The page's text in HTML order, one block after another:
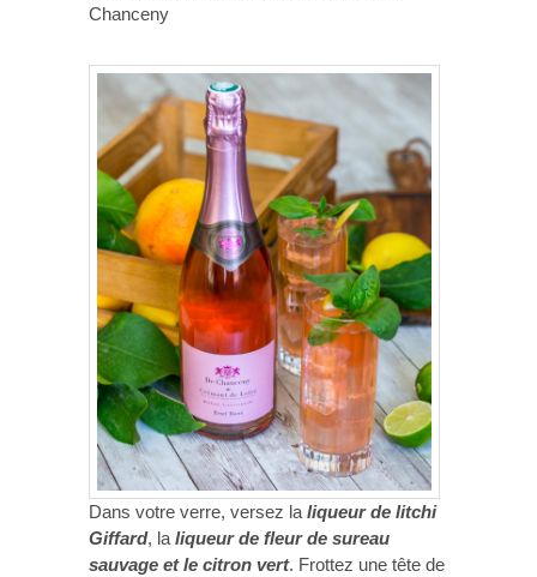
Chanceny
Dans votre verre, versez la liqueur de litchi
Giffard, la liqueur de fleur de sureau
sauvage et le citron vert. Frottez une tête de